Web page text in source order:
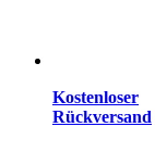
Kostenloser
Rückversand